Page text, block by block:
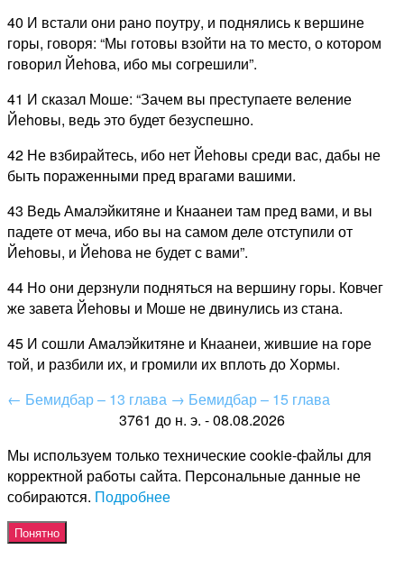
40 И встали они рано поутру, и поднялись к вершине
горы, говоря: “Мы готовы взойти на то место, о котором
говорил Йеhова, ибо мы согрешили”.
41 И сказал Моше: “Зачем вы преступаете веление
Йеhовы, ведь это будет безуспешно.
42 Не взбирайтесь, ибо нет Йеhовы среди вас, дабы не
быть пораженными пред врагами вашими.
43 Ведь Амалэйкитяне и Кнаанеи там пред вами, и вы
падете от меча, ибо вы на самом деле отступили от
Йеhовы, и Йеhова не будет с вами”.
44 Но они дерзнули подняться на вершину горы. Ковчег
же завета Йеhовы и Моше не двинулись из стана.
45 И сошли Амалэйкитяне и Кнаанеи, жившие на горе
той, и разбили их, и громили их вплоть до Хормы.
← Бемидбар – 13 глава → Бемидбар – 15 глава
3761 до н. э. - 08.08.2026
Мы используем только технические cookie-файлы для
корректной работы сайта. Персональные данные не
собираются. Подробнее
Понятно